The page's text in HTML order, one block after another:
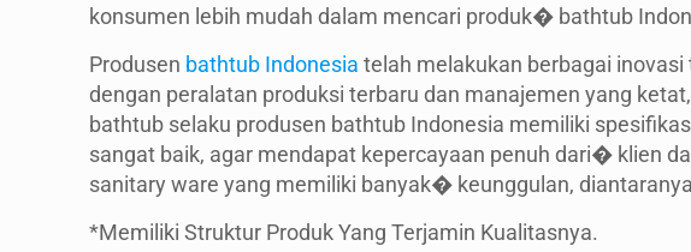
konsumen lebih mudah dalam mencari produk� bathtub
Produsen bathtub Indonesia telah melakukan berbagai
dengan peralatan produksi terbaru dan manajemen yang
bathtub selaku produsen bathtub Indonesia memiliki
sangat baik, agar mendapat kepercayaan penuh dari� klien
sanitary ware yang memiliki banyak� keunggulan,
*Memiliki Struktur Produk Yang Terjamin Kualitasnya.